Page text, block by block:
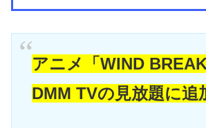
アニメ「WIND
DMM TVの見放題に追